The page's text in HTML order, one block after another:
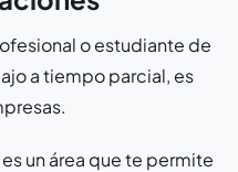
o estudiante de
a tiempo parcial, es
un área que te permite